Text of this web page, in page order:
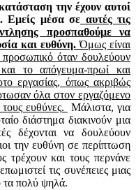
την έχουν αυτοί
Εμείς μέσα σε αυτές τις
προσπαθούμε να
και ευθύνη.Όμως είναι
προσωπικό όταν δουλεύουν
το απόγευμα-πρωί και
εργασίας, όπως ακριβώς
όλα στον εργαζόμενο
ευθύνες.
Μάλιστα, για
διάστημα διακινούν μια
δέχονται να δουλεύουν
την ευθύνη σε περίπτωση
τρέχουν και τους περνάνε
τις συνέπειες μιας
τα πολύ ψηλά.